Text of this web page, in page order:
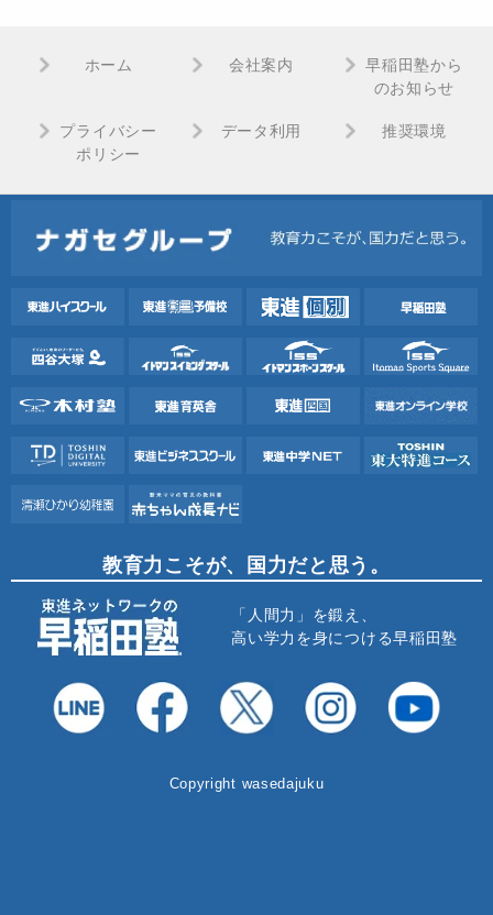
ホーム 会社案内
早稲田塾から
のお知らせ
プライバシー
ポリシー
データ利用 推奨環境
教育力こそが、国力だと思う。
「人間力」を鍛え、
高い学力を身につける早稲田塾
Copyright wasedajuku